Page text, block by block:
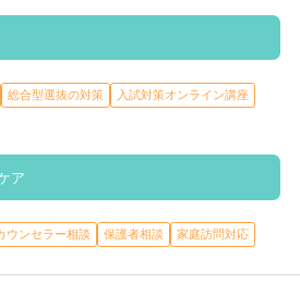
総合型選抜の対策
入試対策オンライン講座
ア
ウンセラー相談 保護者相談 家庭訪問対応